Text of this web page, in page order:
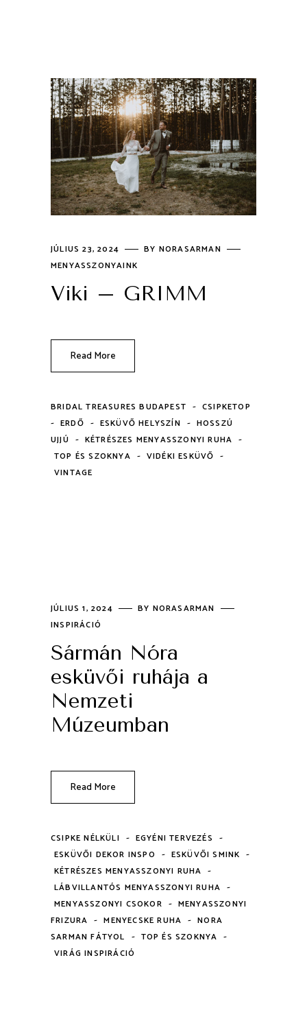
JÚLIUS 23, 2024 BY NORASARMAN
MENYASSZONYAINK
Viki – GRIMM
Read More
BRIDAL TREASURES BUDAPEST - CSIPKETOP
- ERDŐ - ESKÜVŐ HELYSZÍN - HOSSZÚ
UJJÚ - KÉTRÉSZES MENYASSZONYI RUHA -
TOP ÉS SZOKNYA - VIDÉKI ESKÜVŐ -
VINTAGE
JÚLIUS 1, 2024 BY NORASARMAN
INSPIRÁCIÓ
Sármán Nóra
esküvői ruhája a
Nemzeti
Múzeumban
Read More
CSIPKE NÉLKÜLI - EGYÉNI TERVEZÉS -
ESKÜVŐI DEKOR INSPO - ESKÜVŐI SMINK -
KÉTRÉSZES MENYASSZONYI RUHA -
LÁBVILLANTÓS MENYASSZONYI RUHA -
MENYASSZONYI CSOKOR - MENYASSZONYI
FRIZURA - MENYECSKE RUHA - NORA
SARMAN FÁTYOL - TOP ÉS SZOKNYA -
VIRÁG INSPIRÁCIÓ